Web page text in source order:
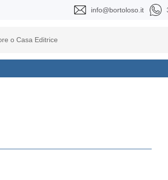
info@bortoloso.it